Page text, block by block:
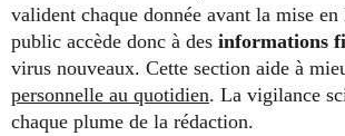
valident chaque donnée avant la mise
public accède donc à des informations
virus nouveaux. Cette section aide à
personnelle au quotidien. La vigilance
chaque plume de la rédaction.